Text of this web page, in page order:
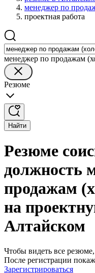
менеджер по
проектная работа
менеджер по продажам
Резюме
Найти
Резюме
должность
продажам
на
Алтайском
Чтобы видеть все резюме,
После регистрации
Зарегистрироваться